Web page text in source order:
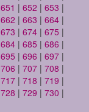
651 | 652 | 653 |
662 | 663 | 664 |
673 | 674 | 675 |
684 | 685 | 686 |
695 | 696 | 697 |
706 | 707 | 708 |
717 | 718 | 719 |
728 | 729 | 730 |